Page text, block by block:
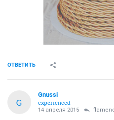
ОТВЕТИТЬ
G
Gnussi
experienced
14 апреля 2015